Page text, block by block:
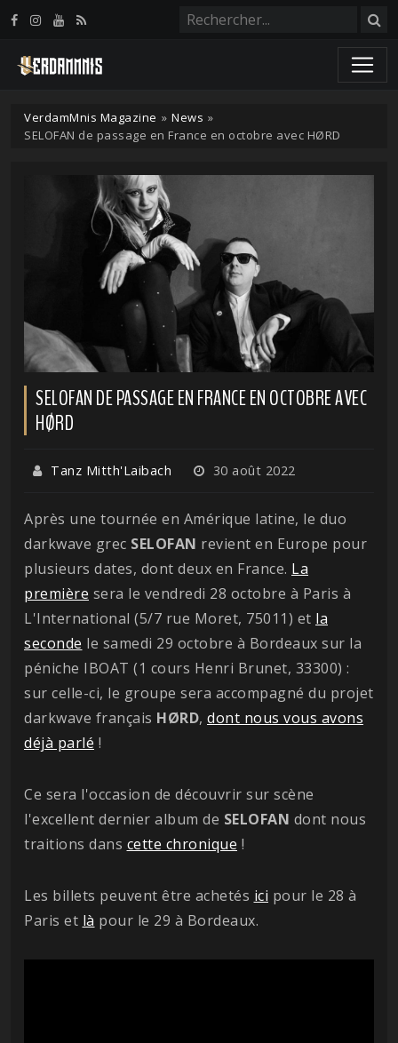
VerdamMnis Magazine » News »
SELOFAN de passage en France en octobre avec HØRD
SELOFAN DE PASSAGE EN FRANCE EN OCTOBRE AVEC
HØRD
Tanz Mitth'Laibach 30 août 2022
Après une tournée en Amérique latine, le duo
darkwave grec SELOFAN revient en Europe pour
plusieurs dates, dont deux en France. La
première sera le vendredi 28 octobre à Paris à
L'International (5/7 rue Moret, 75011) et la
seconde le samedi 29 octobre à Bordeaux sur la
péniche IBOAT (1 cours Henri Brunet, 33300) :
sur celle-ci, le groupe sera accompagné du projet
darkwave français HØRD, dont nous vous avons
déjà parlé !
Ce sera l'occasion de découvrir sur scène
l'excellent dernier album de SELOFAN dont nous
traitions dans cette chronique !
Les billets peuvent être achetés ici pour le 28 à
Paris et là pour le 29 à Bordeaux.
Panneau de gestion des cookies